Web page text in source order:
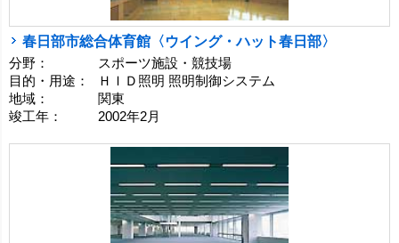
春日部市総合体育館〈ウイング・ハット春日部〉
分野：
スポーツ施設・競技場
目的・用途：
ＨＩＤ照明 照明制御システム
地域：
関東
竣工年：
2002年2月